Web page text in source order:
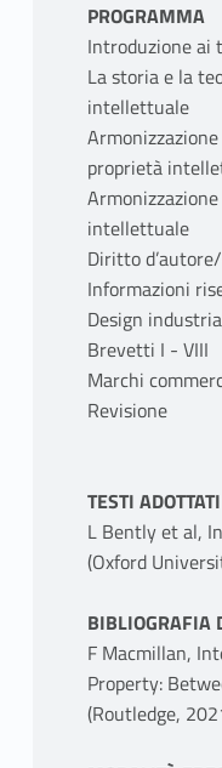
PROGRAMMA
Introduzione ai
La storia e la
intellettuale
proprietà
intellettuale
Diritto
Informazioni
Design
Brevetti I - VIII
Marchi
Revisione
TESTI ADOTTATI
L Bently et al,
(Oxford
BIBLIOGRAFIA
F Macmillan,
Property:
(Routledge,